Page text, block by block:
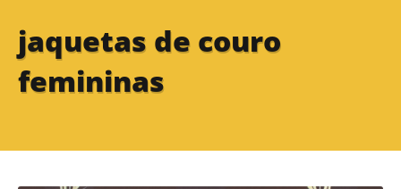
jaquetas de couro
femininas